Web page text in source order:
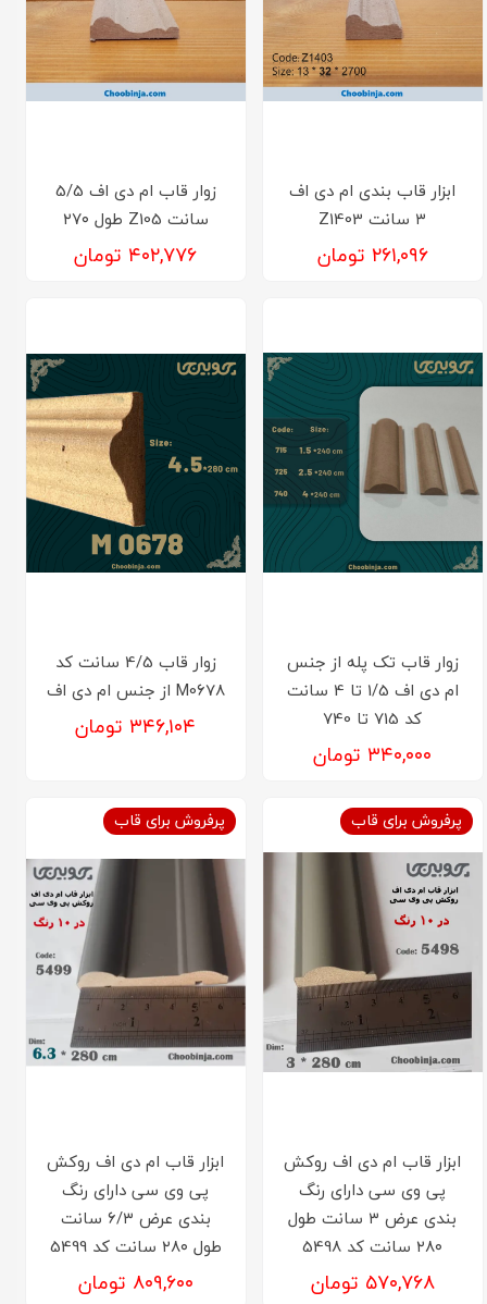
ابزار قاب بندی ام دی اف
۳ سانت Z1403
۲۶۱,۰۹۶ تومان
زوار قاب ام دی اف 5/5
سانت Z105 طول ۲۷۰
۴۰۲,۷۷۶ تومان
زوار قاب تک پله از جنس
ام دی اف 1/5 تا 4 سانت
کد 715 تا 740
۳۴۰,۰۰۰ تومان
زوار قاب 4/5 سانت کد
M0678 از جنس ام دی اف
۳۴۶,۱۰۴ تومان
ابزار قاب ام دی اف روکش
پی وی سی دارای رنگ
بندی عرض ۳ سانت طول
۲۸۰ سانت کد 5498
۵۷۰,۷۶۸ تومان
پرفروش برای قاب
ابزار قاب ام دی اف روکش
پی وی سی دارای رنگ
بندی عرض ۶/۳ سانت
طول ۲۸۰ سانت کد 5499
۸۰۹,۶۰۰ تومان
پرفروش برای قاب